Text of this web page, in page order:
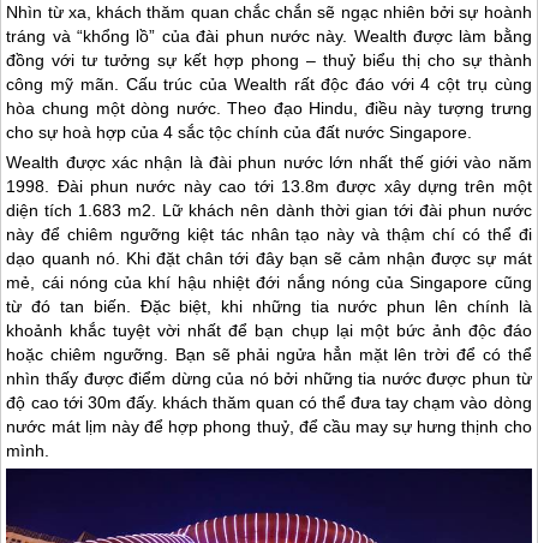
Nhìn từ xa, khách thăm quan chắc chắn sẽ ngạc nhiên bởi sự hoành
tráng và “khổng lồ” của đài phun nước này. Wealth được làm bằng
đồng với tư tưởng sự kết hợp phong – thuỷ biểu thị cho sự thành
công mỹ mãn. Cấu trúc của Wealth rất độc đáo với 4 cột trụ cùng
hòa chung một dòng nước. Theo đạo Hindu, điều này tượng trưng
cho sự hoà hợp của 4 sắc tộc chính của đất nướcSingapore
Wealth được xác nhận là đài phun nước lớn nhất thế giới vào năm
1998. Đài phun nước này cao tới 13.8m được xây dựng trên một
diện tích 1.683 m2. Lữ khách nên dành thời gian tới đài phun nước
này để chiêm ngưỡng kiệt tác nhân tạo này và thậm chí có thể đi
dạo quanh nó. Khi đặt chân tới đây bạn sẽ cảm nhận được sự mát
mẻ, cái nóng của khí hậu nhiệt đới nắng nóng củaSingapore cũng
từ đó tan biến. Đặc biệt, khi những tia nước phun lên chính là
khoảnh khắc tuyệt vời nhất để bạn chụp lại một bức ảnh độc đáo
hoặc chiêm ngưỡng. Bạn sẽ phải ngửa hẳn mặt lên trời để có thể
nhìn thấy được điểm dừng của nó bởi những tia nước được phun từ
độ cao tới 30m đấy. khách thăm quan có thể đưa tay chạm vào dòng
nước mát lịm này để hợp phong thuỷ, để cầu may sự hưng thịnh cho
mình.